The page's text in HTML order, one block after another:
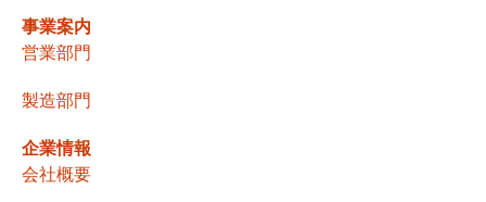
ナ
ビ
ゲ
事業案内
営業部門
製造部門
企業情報
会社概要